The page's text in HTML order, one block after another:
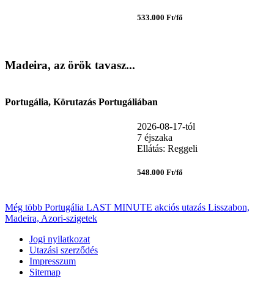
533.000 Ft/fő
Madeira, az örök tavasz...
Portugália, Körutazás Portugáliában
2026-08-17-tól
7 éjszaka
Ellátás: Reggeli
548.000 Ft/fő
Még több Portugália LAST MINUTE akciós utazás Lisszabon,
Madeira, Azori-szigetek
Jogi nyilatkozat
Utazási szerződés
Impresszum
Sitemap